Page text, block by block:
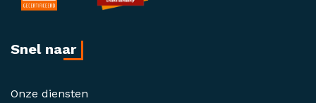
Snel naar
Onze diensten